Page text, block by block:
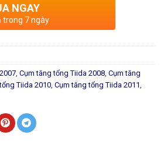
NGAY
trong 7 ngày
, Cụm tăng tổng Tiida 2008, Cụm tăng
Tiida 2010, Cụm tăng tổng Tiida 2011,